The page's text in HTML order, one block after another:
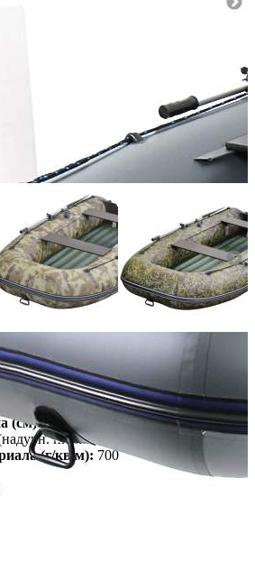
(л.с.):9.8
(кг):440
(см):42
низкого давл.)
(г/кв.м): 700